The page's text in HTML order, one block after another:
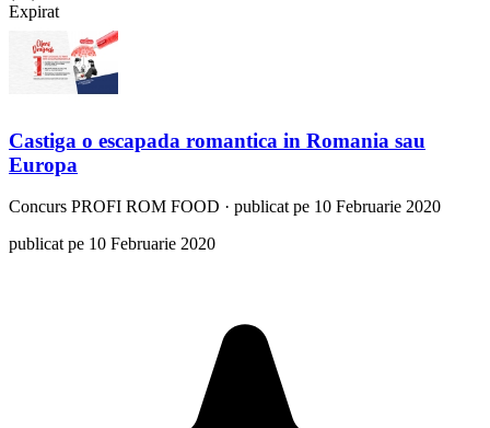
Expirat
Castiga o escapada romantica in Romania sau
Europa
Concurs PROFI ROM FOOD · publicat pe 10 Februarie 2020
publicat pe 10 Februarie 2020